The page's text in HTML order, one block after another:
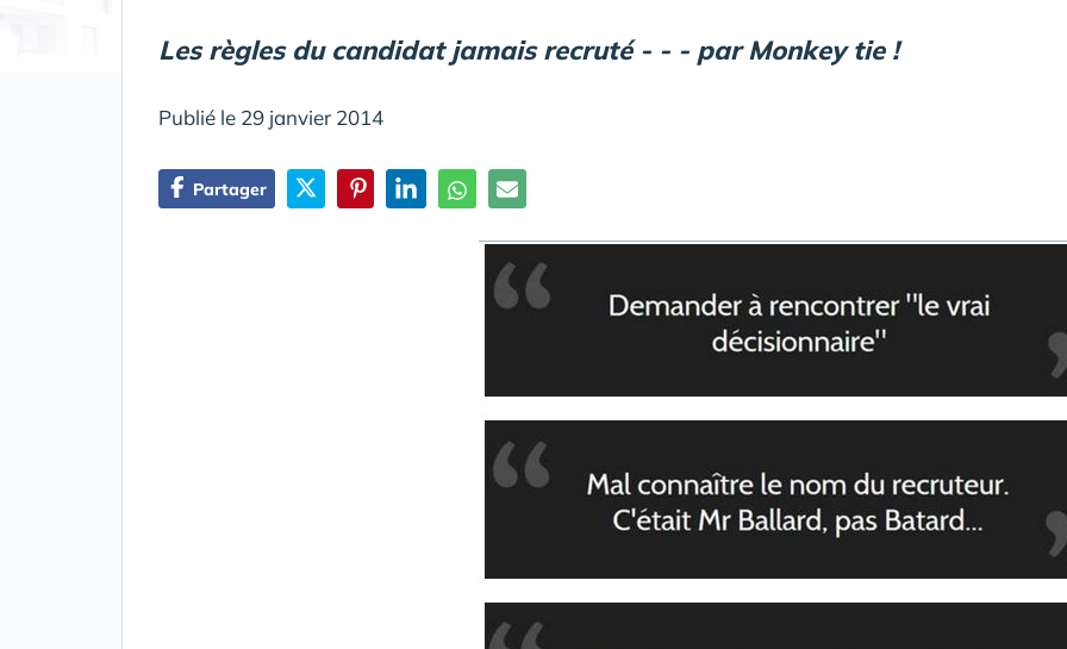
Les règles du candidat jamais recruté - - - par Monkey tie !
Publié le 29 janvier 2014
Partager